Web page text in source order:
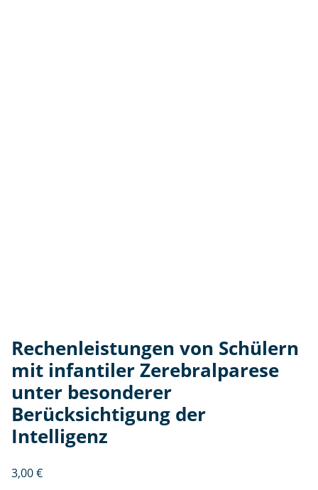
Rechenleistungen von Schülern
mit infantiler Zerebralparese
unter besonderer
Berücksichtigung der
Intelligenz
3,00€